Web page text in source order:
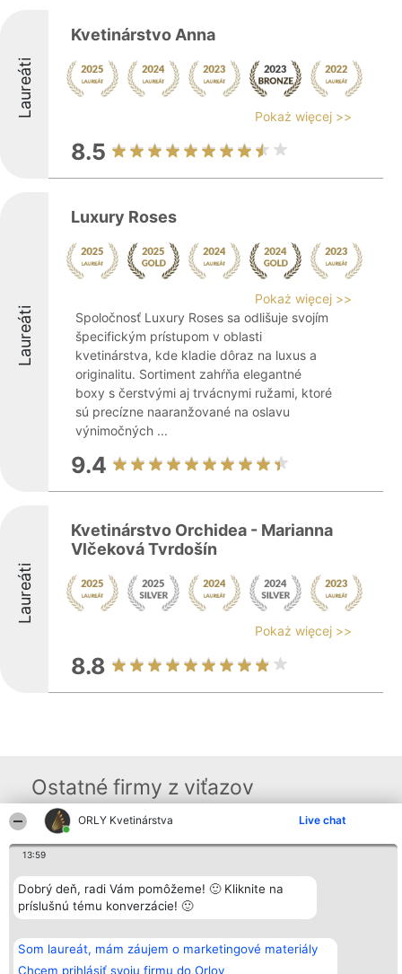
ORLY Kvetinárstva Live chat
13:59
Dobrý deň, radi Vám pomôžeme! 🙂 Kliknite na
príslušnú tému konverzácie! 🙂
Som laureát, mám záujem o marketingové materiály
Chcem prihlásiť svoju firmu do Orlov
Laureáti
Kvetinárstvo Anna
Pokaż więcej >>
8.5
Laureáti
Luxury Roses
Pokaż więcej >>
Spoločnosť Luxury Roses sa odlišuje svojím
špecifickým prístupom v oblasti
kvetinárstva, kde kladie dôraz na luxus a
originalitu. Sortiment zahŕňa elegantné
boxy s čerstvými aj trvácnymi ružami, ktoré
sú precízne naaranžované na oslavu
výnimočných ...
9.4
Laureáti
Kvetinárstvo Orchidea - Marianna
Vlčeková Tvrdošín
Pokaż więcej >>
8.8
Ostatné firmy z viťazov
Organizátor hodnotenia
Bright Side Solutions sp. z o.
ul. Ruska 22
Wrocław 50-079
KRS 0000749100 | Regon
+48 508 492 400
Hodnotenie
wszystkich
Laureatów
Podmienky
podmienky
Zásady
ochrany
Kontakt